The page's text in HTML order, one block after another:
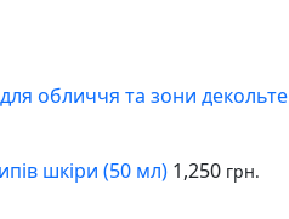
обличчя та зони декольте
шкіри (50 мл) 1,250 грн.